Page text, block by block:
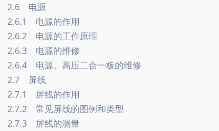
2.6　电源
2.6.1　电源的作用
2.6.2　电源的工作原理
2.6.3　电源的维修
2.6.4　电源、高压二合一板的维修
2.7　屏线
2.7.1　屏线的作用
2.7.2　常见屏线的图例和类型
2.7.3　屏线的测量